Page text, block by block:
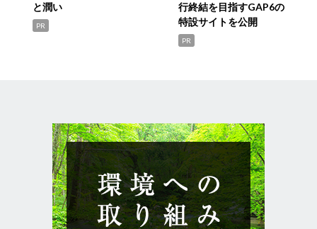
と潤い
PR
行終結を目指すGAP6の
特設サイトを公開
PR